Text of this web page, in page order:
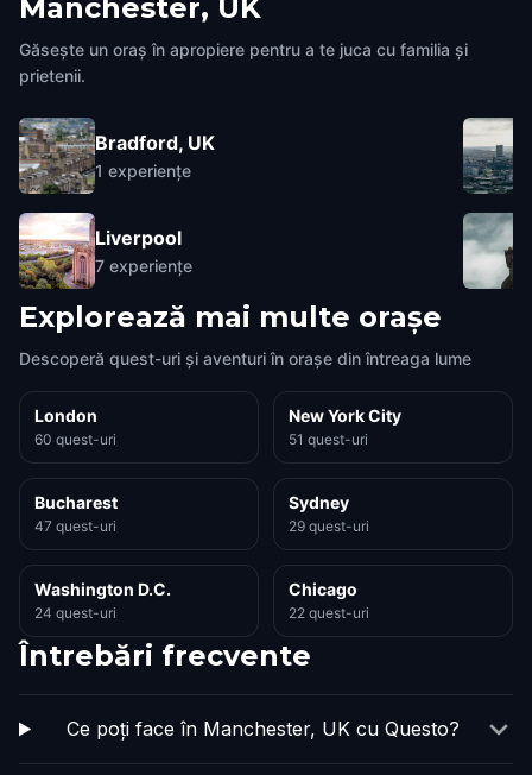
Manchester, UK
Găsește un oraș în apropiere pentru a te juca cu familia și
prietenii.
Bradford, UK
1 experiențe
Liverpool
7 experiențe
Explorează mai multe orașe
Descoperă quest-uri și aventuri în orașe din întreaga lume
London
60 quest-uri
New York City
51 quest-uri
Bucharest
47 quest-uri
Sydney
29 quest-uri
Washington D.C.
24 quest-uri
Chicago
22 quest-uri
Întrebări frecvente
Ce poți face în Manchester, UK cu Questo?